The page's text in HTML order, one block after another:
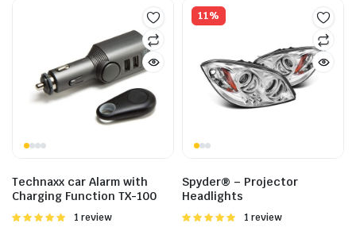
Technaxx car Alarm with
Charging Function TX-100
Được
1 review
11%
Spyder® – Projector
Headlights
Được
1 review